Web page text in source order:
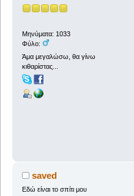
Μηνύματα: 1033
Φύλο:
Άμα μεγαλώσω, θα γίνω
κιθαρίστας...
saved
Εδώ είναι το σπίτι μου